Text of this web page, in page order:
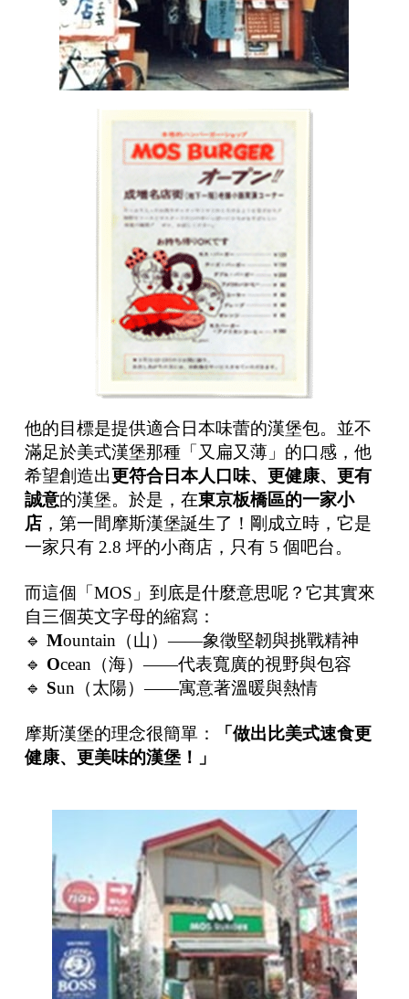
他的目標是提供適合日本味蕾的漢堡包。並不
滿足於美式漢堡那種「又扁又薄」的口感，他
希望創造出更符合日本人口味、更健康、更有
誠意的漢堡。於是，在東京板橋區的一家小
店，第一間摩斯漢堡誕生了！剛成立時，它是
一家只有 2.8 坪的小商店，只有 5 個吧台。
而這個「MOS」到底是什麼意思呢？它其實來
自三個英文字母的縮寫：
🔹 Mountain（山）——象徵堅韌與挑戰精神
🔹 Ocean（海）——代表寬廣的視野與包容
🔹 Sun（太陽）——寓意著溫暖與熱情
摩斯漢堡的理念很簡單：
「做出比美式速食更
健康、更美味的漢堡！」